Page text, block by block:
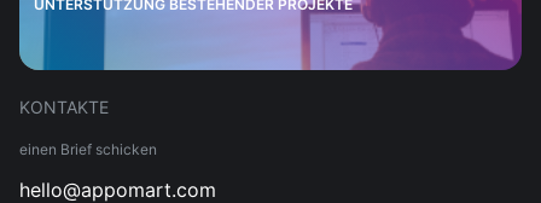
UNTERSTÜTZUNG BESTEHENDER PROJEKTE
KONTAKTE
einen Brief schicken
hello@appomart.com